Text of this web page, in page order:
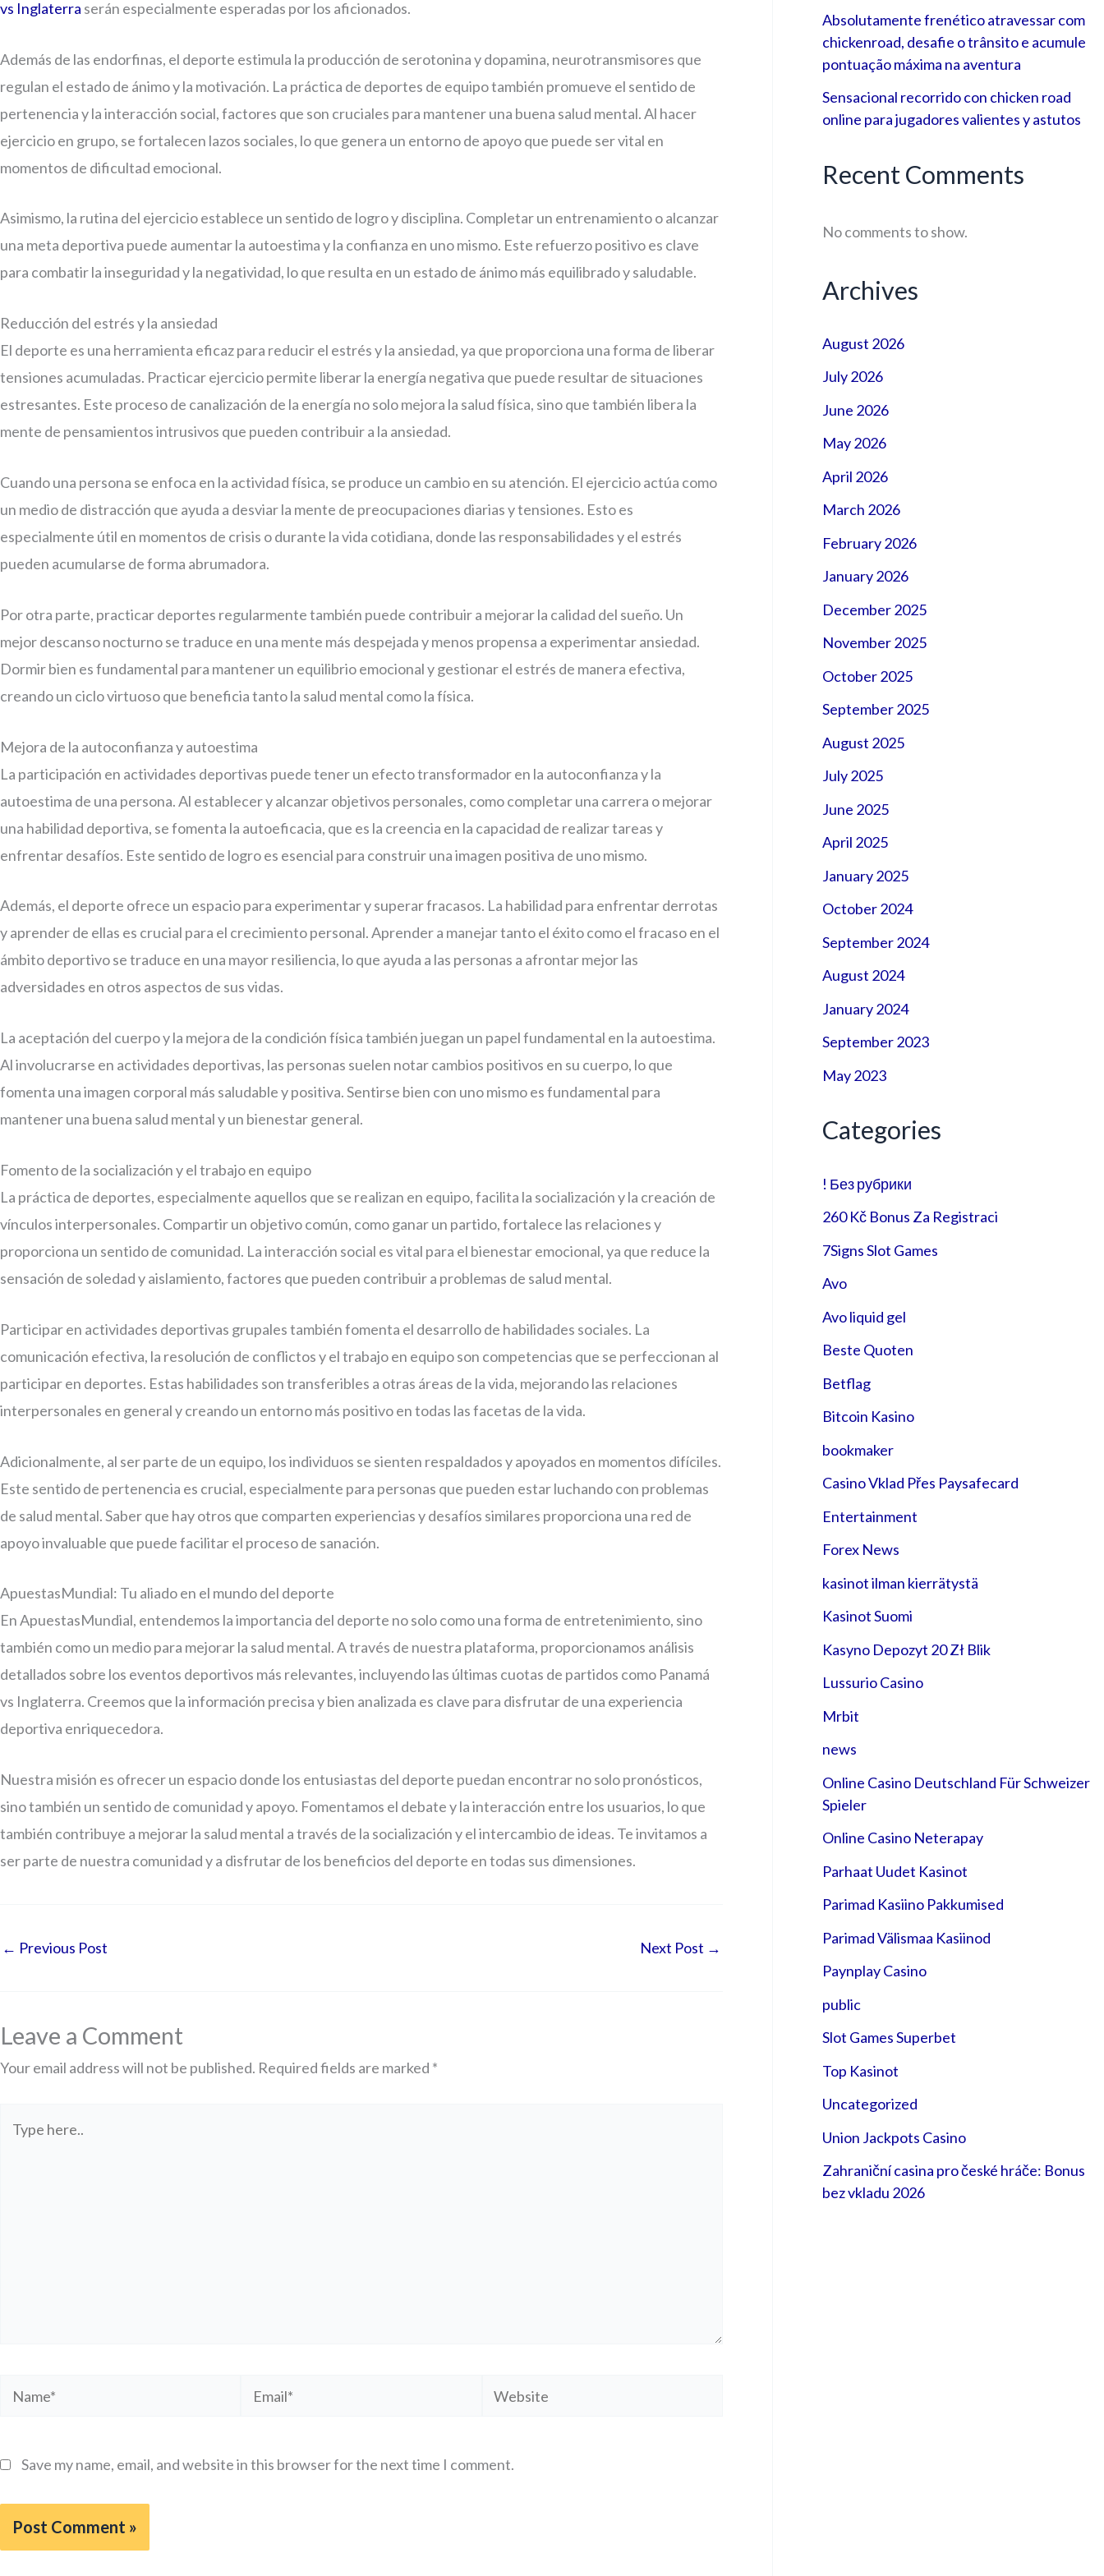
vs Inglaterra serán especialmente esperadas por los aficionados.
Además de las endorfinas, el deporte estimula la producción de serotonina y dopamina, neurotransmisores que
regulan el estado de ánimo y la motivación. La práctica de deportes de equipo también promueve el sentido de
pertenencia y la interacción social, factores que son cruciales para mantener una buena salud mental. Al hacer
ejercicio en grupo, se fortalecen lazos sociales, lo que genera un entorno de apoyo que puede ser vital en
momentos de dificultad emocional.
Asimismo, la rutina del ejercicio establece un sentido de logro y disciplina. Completar un entrenamiento o alcanzar
una meta deportiva puede aumentar la autoestima y la confianza en uno mismo. Este refuerzo positivo es clave
para combatir la inseguridad y la negatividad, lo que resulta en un estado de ánimo más equilibrado y saludable.
Reducción del estrés y la ansiedad
El deporte es una herramienta eficaz para reducir el estrés y la ansiedad, ya que proporciona una forma de liberar
tensiones acumuladas. Practicar ejercicio permite liberar la energía negativa que puede resultar de situaciones
estresantes. Este proceso de canalización de la energía no solo mejora la salud física, sino que también libera la
mente de pensamientos intrusivos que pueden contribuir a la ansiedad.
Cuando una persona se enfoca en la actividad física, se produce un cambio en su atención. El ejercicio actúa como
un medio de distracción que ayuda a desviar la mente de preocupaciones diarias y tensiones. Esto es
especialmente útil en momentos de crisis o durante la vida cotidiana, donde las responsabilidades y el estrés
pueden acumularse de forma abrumadora.
Por otra parte, practicar deportes regularmente también puede contribuir a mejorar la calidad del sueño. Un
mejor descanso nocturno se traduce en una mente más despejada y menos propensa a experimentar ansiedad.
Dormir bien es fundamental para mantener un equilibrio emocional y gestionar el estrés de manera efectiva,
creando un ciclo virtuoso que beneficia tanto la salud mental como la física.
Mejora de la autoconfianza y autoestima
La participación en actividades deportivas puede tener un efecto transformador en la autoconfianza y la
autoestima de una persona. Al establecer y alcanzar objetivos personales, como completar una carrera o mejorar
una habilidad deportiva, se fomenta la autoeficacia, que es la creencia en la capacidad de realizar tareas y
enfrentar desafíos. Este sentido de logro es esencial para construir una imagen positiva de uno mismo.
Además, el deporte ofrece un espacio para experimentar y superar fracasos. La habilidad para enfrentar derrotas
y aprender de ellas es crucial para el crecimiento personal. Aprender a manejar tanto el éxito como el fracaso en el
ámbito deportivo se traduce en una mayor resiliencia, lo que ayuda a las personas a afrontar mejor las
adversidades en otros aspectos de sus vidas.
La aceptación del cuerpo y la mejora de la condición física también juegan un papel fundamental en la autoestima.
Al involucrarse en actividades deportivas, las personas suelen notar cambios positivos en su cuerpo, lo que
fomenta una imagen corporal más saludable y positiva. Sentirse bien con uno mismo es fundamental para
mantener una buena salud mental y un bienestar general.
Fomento de la socialización y el trabajo en equipo
La práctica de deportes, especialmente aquellos que se realizan en equipo, facilita la socialización y la creación de
vínculos interpersonales. Compartir un objetivo común, como ganar un partido, fortalece las relaciones y
proporciona un sentido de comunidad. La interacción social es vital para el bienestar emocional, ya que reduce la
sensación de soledad y aislamiento, factores que pueden contribuir a problemas de salud mental.
Participar en actividades deportivas grupales también fomenta el desarrollo de habilidades sociales. La
comunicación efectiva, la resolución de conflictos y el trabajo en equipo son competencias que se perfeccionan al
participar en deportes. Estas habilidades son transferibles a otras áreas de la vida, mejorando las relaciones
interpersonales en general y creando un entorno más positivo en todas las facetas de la vida.
Adicionalmente, al ser parte de un equipo, los individuos se sienten respaldados y apoyados en momentos difíciles.
Este sentido de pertenencia es crucial, especialmente para personas que pueden estar luchando con problemas
de salud mental. Saber que hay otros que comparten experiencias y desafíos similares proporciona una red de
apoyo invaluable que puede facilitar el proceso de sanación.
ApuestasMundial: Tu aliado en el mundo del deporte
En ApuestasMundial, entendemos la importancia del deporte no solo como una forma de entretenimiento, sino
también como un medio para mejorar la salud mental. A través de nuestra plataforma, proporcionamos análisis
detallados sobre los eventos deportivos más relevantes, incluyendo las últimas cuotas de partidos como Panamá
vs Inglaterra. Creemos que la información precisa y bien analizada es clave para disfrutar de una experiencia
deportiva enriquecedora.
Nuestra misión es ofrecer un espacio donde los entusiastas del deporte puedan encontrar no solo pronósticos,
sino también un sentido de comunidad y apoyo. Fomentamos el debate y la interacción entre los usuarios, lo que
también contribuye a mejorar la salud mental a través de la socialización y el intercambio de ideas. Te invitamos a
ser parte de nuestra comunidad y a disfrutar de los beneficios del deporte en todas sus dimensiones.
← Previous Post Next Post →
Leave a Comment
Your email address will not be published. Required fields are marked *
here..
Name* Email* Website
Save my name, email, and website in this browser for the next time I comment.
Absolutamente frenético atravessar com
chickenroad, desafie o trânsito e acumule
pontuação máxima na aventura
Sensacional recorrido con chicken road
online para jugadores valientes y astutos
Recent Comments
No comments to show.
Archives
August 2026
July 2026
June 2026
May 2026
April 2026
March 2026
February 2026
January 2026
December 2025
November 2025
October 2025
September 2025
August 2025
July 2025
June 2025
April 2025
January 2025
October 2024
September 2024
August 2024
January 2024
September 2023
May 2023
Categories
! Без рубрики
260 Kč Bonus Za Registraci
7Signs Slot Games
Avo
Avo liquid gel
Beste Quoten
Betflag
Bitcoin Kasino
bookmaker
Casino Vklad Přes Paysafecard
Entertainment
Forex News
kasinot ilman kierrätystä
Kasinot Suomi
Kasyno Depozyt 20 Zł Blik
Lussurio Casino
Mrbit
news
Online Casino Deutschland Für Schweizer
Spieler
Online Casino Neterapay
Parhaat Uudet Kasinot
Parimad Kasiino Pakkumised
Parimad Välismaa Kasiinod
Paynplay Casino
public
Slot Games Superbet
Top Kasinot
Uncategorized
Union Jackpots Casino
Zahraniční casina pro české hráče: Bonus
bez vkladu 2026